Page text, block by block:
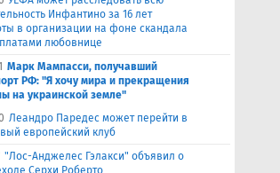
Инфантино за 16 лет
в организации на фоне скандала
любовнице
Марк Мампасси, получавший
РФ: "Я хочу мира и прекращения
на украинской земле"
Леандро Паредес может перейти в
европейский клуб
"Лос-Анджелес Гэлакси" объявил о
Серхи Роберто